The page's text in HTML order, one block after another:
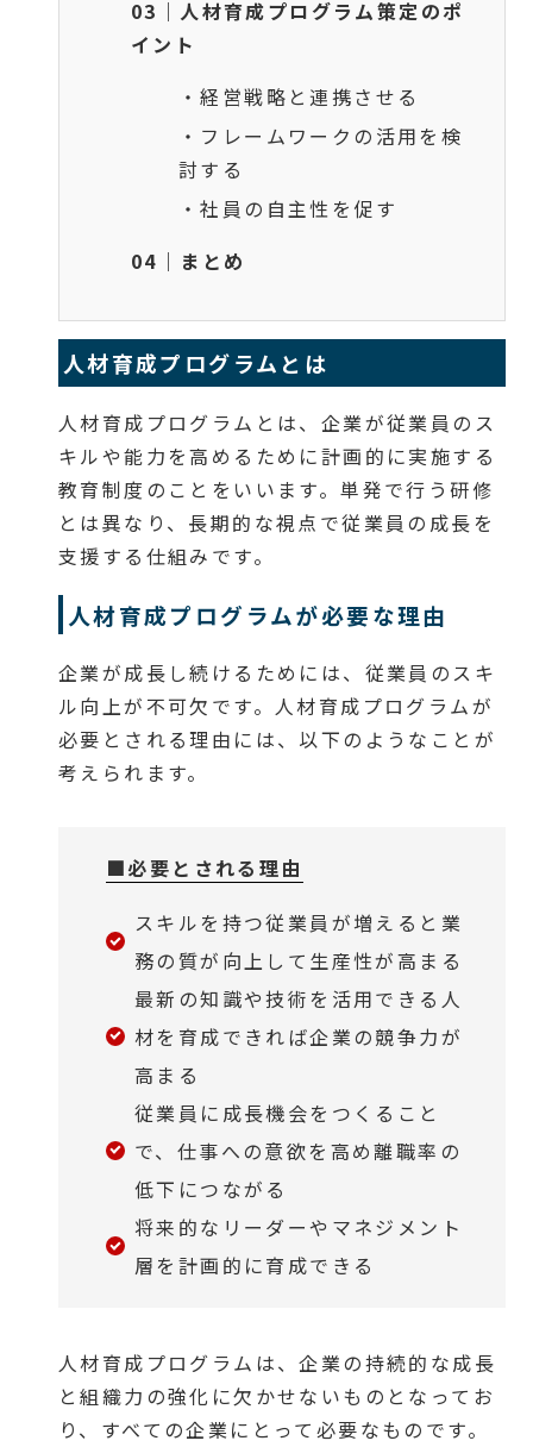
03｜人材育成プログラム策定のポ
イント
・経営戦略と連携させる
・フレームワークの活用を検
討する
・社員の自主性を促す
04｜まとめ
人材育成プログラムとは
人材育成プログラムとは、企業が従業員のス
キルや能力を高めるために計画的に実施する
教育制度のことをいいます。単発で行う研修
とは異なり、長期的な視点で従業員の成長を
支援する仕組みです。
人材育成プログラムが必要な理由
企業が成長し続けるためには、従業員のスキ
ル向上が不可欠です。人材育成プログラムが
必要とされる理由には、以下のようなことが
考えられます。
■必要とされる理由
スキルを持つ従業員が増えると業
務の質が向上して生産性が高まる
最新の知識や技術を活用できる人
材を育成できれば企業の競争力が
高まる
従業員に成長機会をつくること
で、仕事への意欲を高め離職率の
低下につながる
将来的なリーダーやマネジメント
層を計画的に育成できる
人材育成プログラムは、企業の持続的な成長
と組織力の強化に欠かせないものとなってお
り、すべての企業にとって必要なものです。